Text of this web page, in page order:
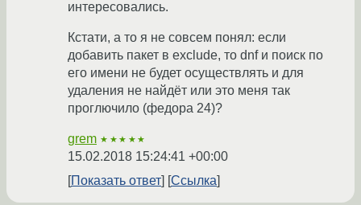
интересовались.
Кстати, а то я не совсем понял: если
добавить пакет в exclude, то dnf и поиск по
его имени не будет осуществлять и для
удаления не найдёт или это меня так
проглючило (федора 24)?
grem ★★★★★
15.02.2018 15:24:41 +00:00
Показать ответ
Ссылка